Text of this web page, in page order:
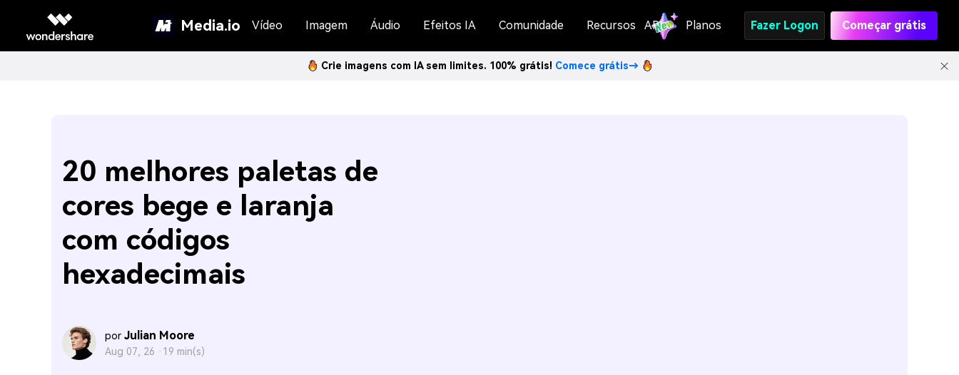
Media.io Vídeo Imagem Áudio Efeitos IA Comunidade Recursos API Planos Fazer Logon Começar grátis
Crie imagens com IA sem limites. 100% grátis! Comece grátis→
20 melhores paletas de
cores bege e laranja
com códigos
hexadecimais
por Julian Moore
Aug 07, 26 · 19 min(s)